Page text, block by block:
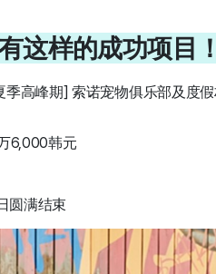
样的成功项目！
高峰期] 索诺宠物俱乐部及度
6,000韩元
圆满结束